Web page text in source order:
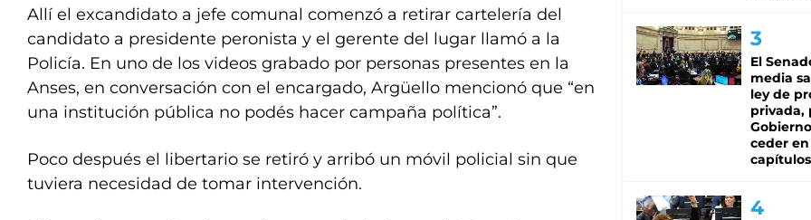
Allí el excandidato a jefe comunal comenzó a retirar cartelería del
candidato a presidente peronista y el gerente del lugar llamó a la
Policía. En uno de los videos grabado por personas presentes en la
Anses, en conversación con el encargado, Argüello mencionó que “en
una institución pública no podés hacer campaña política”.
Poco después el libertario se retiró y arribó un móvil policial sin que
tuviera necesidad de tomar intervención.
El
media
ley de
privada,
ceder
capítulos